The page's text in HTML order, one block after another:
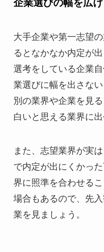
企業選びの幅を広
大手企業や第一志望
るとなかなか内定が
選考をしている企業
業選びに幅を出さな
別の業界や企業を見
白いと思える業界に出
また、志望業界が実
で内定が出にくかっ
界に照準を合わせる
場合もあるので、先
業を見ましょう。